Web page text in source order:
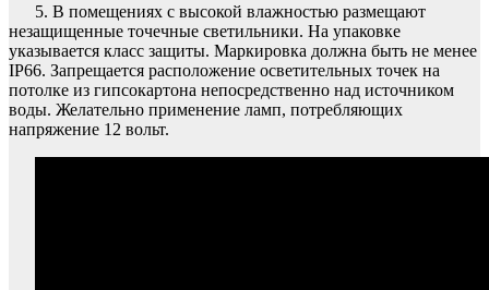
5. В помещениях с высокой влажностью размещают
незащищенные точечные светильники. На упаковке
указывается класс защиты. Маркировка должна быть не менее
IP66. Запрещается расположение осветительных точек на
потолке из гипсокартона непосредственно над источником
воды. Желательно применение ламп, потребляющих
напряжение 12 вольт.